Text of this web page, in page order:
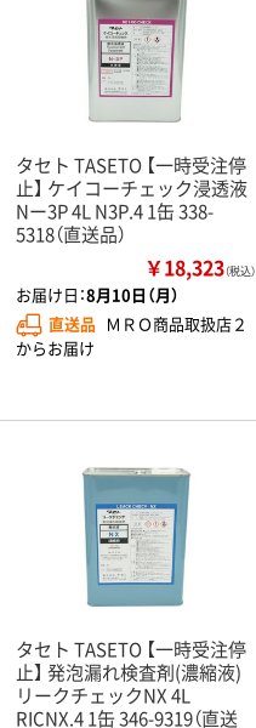
タセト TASETO 【一時受注停
止】 ケイコーチェック浸透液
Nー3P 4L N3P.4 1缶 338-
5318（直送品）
￥18,323（税込）
お届け日：8月10日（月）
直送品 ＭＲＯ商品取扱店２
からお届け
タセト TASETO 【一時受注停
止】 発泡漏れ検査剤(濃縮液)
リークチェックNX 4L
RICNX.4 1缶 346-9319（直送